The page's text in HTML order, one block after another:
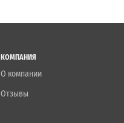
КОМПАНИЯ
О компании
Отзывы